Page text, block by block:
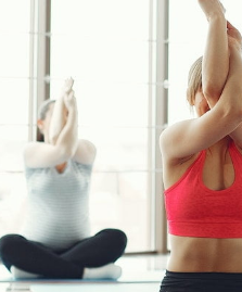
مايك تايسون دفع ما يصل 💪